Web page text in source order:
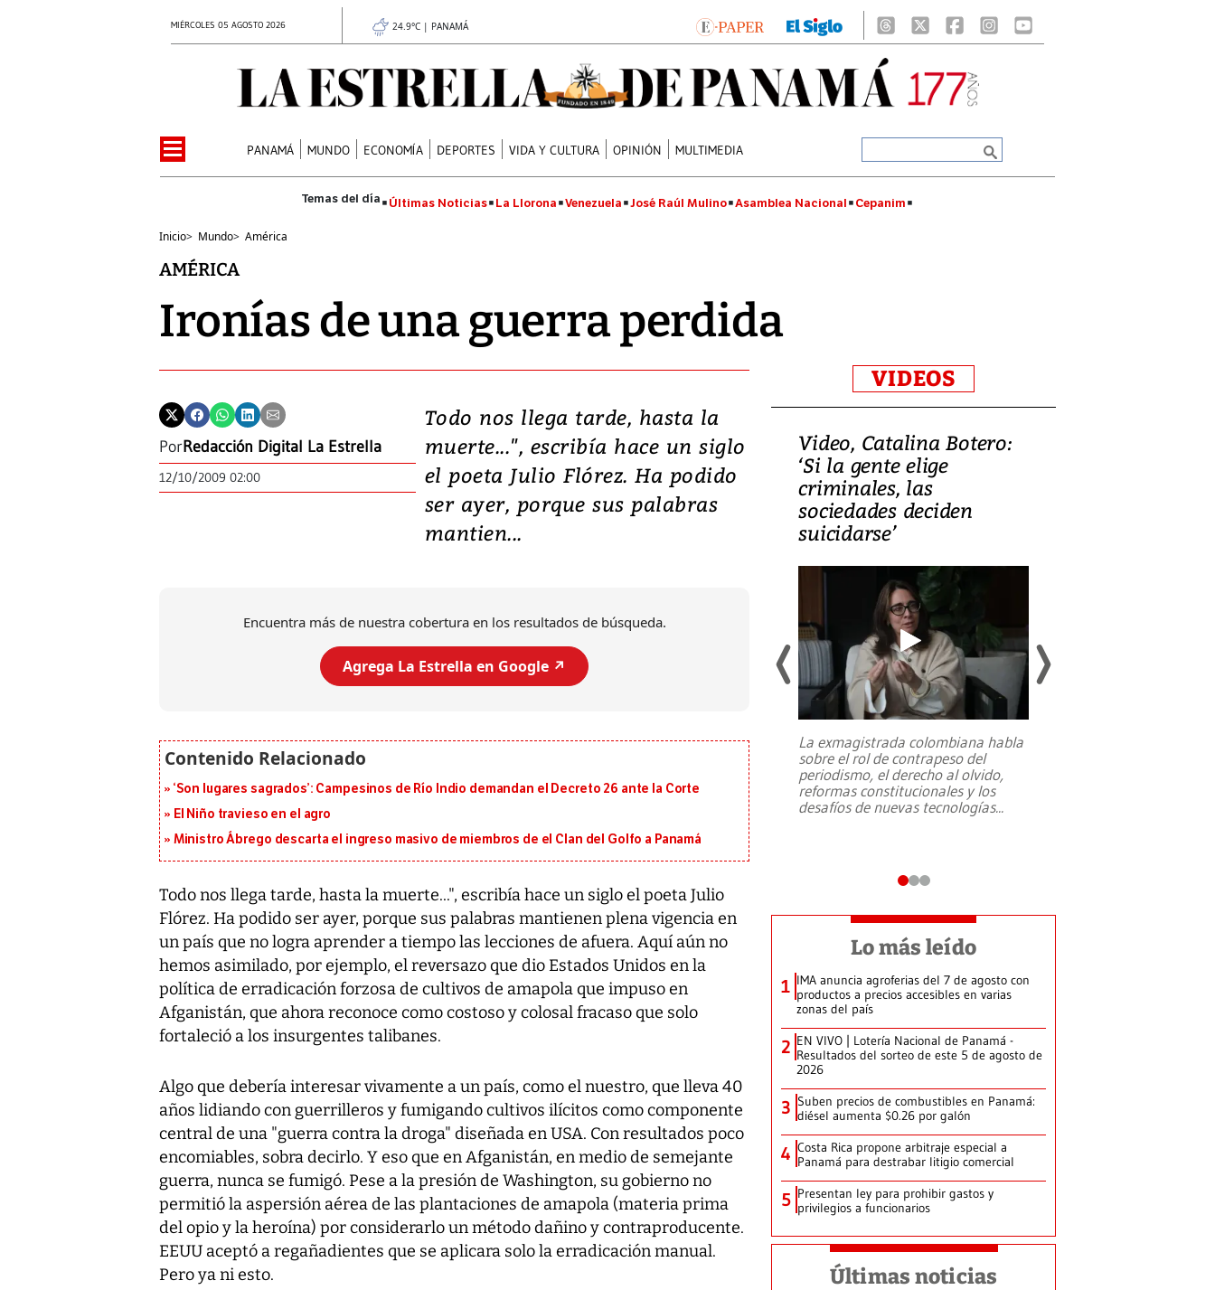
MIÉRCOLES 05 AGOSTO 2026 24.9°C | PANAMÁ
PANAMÁ MUNDO ECONOMÍA DEPORTES VIDA Y CULTURA OPINIÓN MULTIMEDIA
Últimas Noticias La Llorona Venezuela José Raúl Mulino Asamblea Nacional Cepanim
Inicio> Mundo> América
AMÉRICA
Ironías de una guerra perdida
PorRedacción Digital La Estrella
12/10/2009 02:00
Todo nos llega tarde, hasta la
muerte...", escribía hace un siglo
el poeta Julio Flórez. Ha podido
ser ayer, porque sus palabras
mantien...
Encuentra más de nuestra cobertura en los resultados de búsqueda.
Agrega La Estrella en Google ↗️
‘Son lugares sagrados’: Campesinos de Río Indio demandan el Decreto 26 ante la Corte
El Niño travieso en el agro
Ministro Ábrego descarta el ingreso masivo de miembros de el Clan del Golfo a Panamá
Todo nos llega tarde, hasta la muerte...", escribía hace un siglo el poeta Julio
Flórez. Ha podido ser ayer, porque sus palabras mantienen plena vigencia en
un país que no logra aprender a tiempo las lecciones de afuera. Aquí aún no
hemos asimilado, por ejemplo, el reversazo que dio Estados Unidos en la
política de erradicación forzosa de cultivos de amapola que impuso en
Afganistán, que ahora reconoce como costoso y colosal fracaso que solo
fortaleció a los insurgentes talibanes.
Algo que debería interesar vivamente a un país, como el nuestro, que lleva 40
años lidiando con guerrilleros y fumigando cultivos ilícitos como componente
central de una "guerra contra la droga" diseñada en USA. Con resultados poco
encomiables, sobra decirlo. Y eso que en Afganistán, en medio de semejante
guerra, nunca se fumigó. Pese a la presión de Washington, su gobierno no
permitió la aspersión aérea de las plantaciones de amapola (materia prima
del opio y la heroína) por considerarlo un método dañino y contraproducente.
EEUU aceptó a regañadientes que se aplicara solo la erradicación manual.
Pero ya ni esto.
VIDEOS
Video, Japón: Terremoto
deja heridos y graves
daños en Kumamoto
al sur de Japón, provocando una
Video, Catalina Botero:
‘Si la gente elige
criminales, las
sociedades deciden
suicidarse’
La exmagistrada colombiana habla
sobre el rol de contrapeso del
periodismo, el derecho al olvido,
reformas constitucionales y los
desafíos de nuevas tecnologías...
Lo más leído
1 IMA anuncia agroferias del 7 de agosto con
productos a precios accesibles en varias
zonas del país
2 EN VIVO | Lotería Nacional de Panamá -
Resultados del sorteo de este 5 de agosto de
2026
3 Suben precios de combustibles en Panamá:
diésel aumenta $0.26 por galón
4 Costa Rica propone arbitraje especial a
Panamá para destrabar litigio comercial
5 Presentan ley para prohibir gastos y
privilegios a funcionarios
Últimas noticias